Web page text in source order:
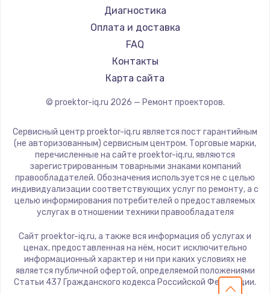
Замена шлейфа матрицы
700 руб.
Заказать
Замена термопасты
550 руб.
Замена оперативной памяти
300 руб.
Заказать
Замена микрофона
550 руб.
Заказать
Замена звуковой карты
Casio
Hiper
HITACHI
Panasonic
Hisense
Диагностика
Оплата и доставка
FAQ
Контакты
Карта сайта
© proektor-iq.ru 2026 — Ремонт проекторов.
Сервисный центр proektor-iq.ru является пост гарантийным
(не авторизованным) сервисным центром. Торговые марки,
перечисленные на сайте proektor-iq.ru, являются
зарегистрированным товарными знаками компаний
правообладателей. Обозначения используется не с целью
индивидуализации соответствующих услуг по ремонту, а с
целью информирования потребителей о предоставляемых
услугах в отношении техники правообладателя
Сайт proektor-iq.ru, а также вся информация об услугах и
ценах, предоставленная на нём, носит исключительно
информационный характер и ни при каких условиях не
является публичной офертой, определяемой положениями
Статьи 437 Гражданского кодекса Российской Федерации.